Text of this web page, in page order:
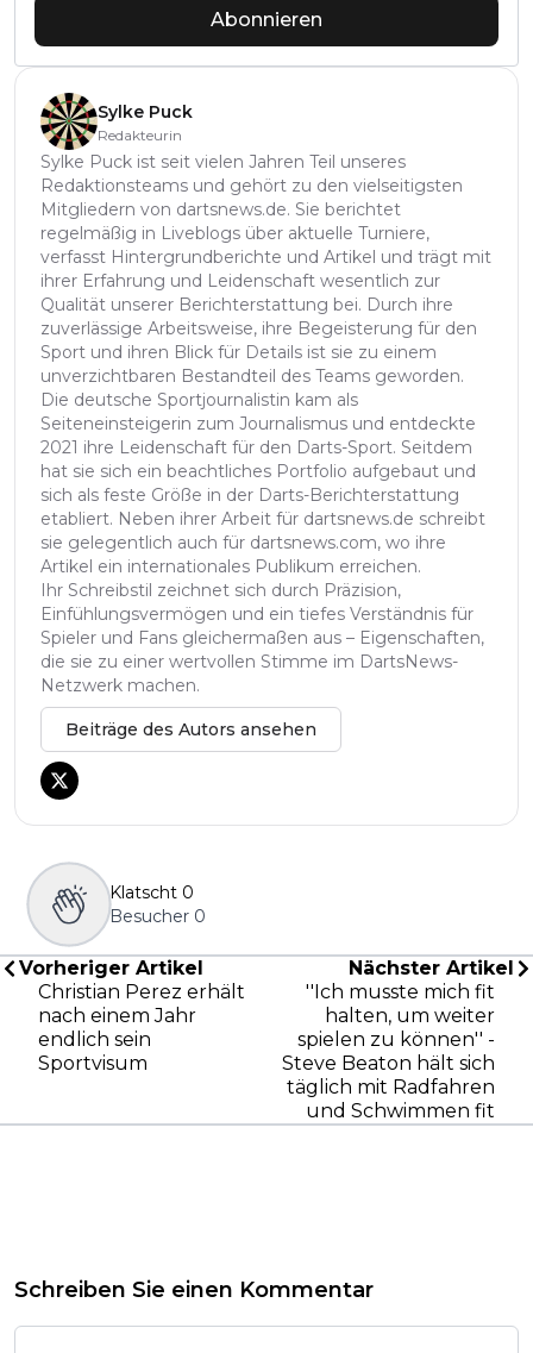
Abonnieren
Sylke Puck
Redakteurin
Sylke Puck ist seit vielen Jahren Teil unseres
Redaktionsteams und gehört zu den vielseitigsten
Mitgliedern von dartsnews.de. Sie berichtet
regelmäßig in Liveblogs über aktuelle Turniere,
verfasst Hintergrundberichte und Artikel und trägt mit
ihrer Erfahrung und Leidenschaft wesentlich zur
Qualität unserer Berichterstattung bei. Durch ihre
zuverlässige Arbeitsweise, ihre Begeisterung für den
Sport und ihren Blick für Details ist sie zu einem
unverzichtbaren Bestandteil des Teams geworden.
Die deutsche Sportjournalistin kam als
Seiteneinsteigerin zum Journalismus und entdeckte
2021 ihre Leidenschaft für den Darts-Sport. Seitdem
hat sie sich ein beachtliches Portfolio aufgebaut und
sich als feste Größe in der Darts-Berichterstattung
etabliert. Neben ihrer Arbeit für dartsnews.de schreibt
sie gelegentlich auch für dartsnews.com, wo ihre
Artikel ein internationales Publikum erreichen.
Ihr Schreibstil zeichnet sich durch Präzision,
Einfühlungsvermögen und ein tiefes Verständnis für
Spieler und Fans gleichermaßen aus – Eigenschaften,
die sie zu einer wertvollen Stimme im DartsNews-
Netzwerk machen.
Beiträge des Autors ansehen
Klatscht 0
Besucher 0
Vorheriger Artikel
Christian Perez erhält
nach einem Jahr
endlich sein
Sportvisum
Nächster Artikel
''Ich musste mich fit
halten, um weiter
spielen zu können'' -
Steve Beaton hält sich
täglich mit Radfahren
und Schwimmen fit
Schreiben Sie einen Kommentar